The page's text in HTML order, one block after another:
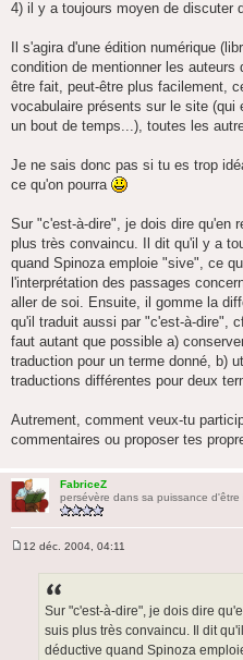
4) il y a toujours moyen de discuter
Il s'agira d'une édition numérique
condition de mentionner les
être fait, peut-être plus facilement,
vocabulaire présents sur le site (qui
un bout de temps...), toutes les
Je ne sais donc pas si tu es trop
ce qu'on pourra
Sur "c'est-à-dire", je dois dire qu'en
plus très convaincu. Il dit qu'il y a
quand Spinoza emploie "sive", ce
l'interprétation des passages
aller de soi. Ensuite, il gomme la
qu'il traduit aussi par "c'est-à-dire",
faut autant que possible a)
traduction pour un terme donné, b)
traductions différentes pour deux
Autrement, comment veux-tu
commentaires ou proposer tes
FabriceZ
persévère dans sa puissance d'être
12 déc. 2004, 04:11
Sur "c'est-à-dire", je dois dire
suis plus très convaincu. Il dit
déductive quand Spinoza